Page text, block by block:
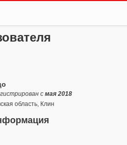
с мая 2018
область, Клин